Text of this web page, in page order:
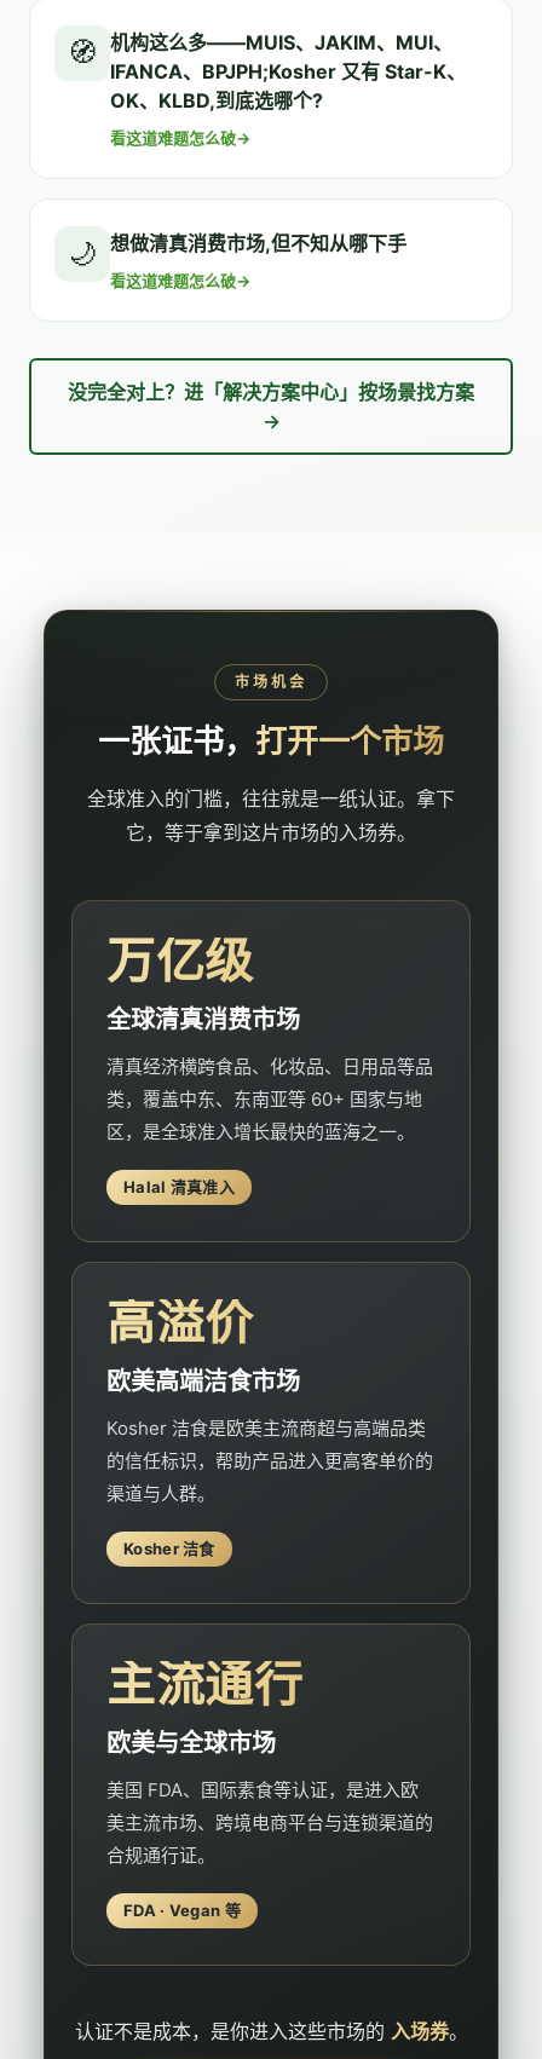
🧭 机构这么多——MUIS、JAKIM、MUI、
IFANCA、BPJPH;Kosher 又有 Star-K、
OK、KLBD,到底选哪个?
看这道难题怎么破→
🌙 想做清真消费市场,但不知从哪下手
看这道难题怎么破→
没完全对上？进「解决方案中心」按场景找方案
→
市场机会
一张证书， 打开一个市场
全球准入的门槛，往往就是一纸认证。拿下
它，等于拿到这片市场的入场券。
万亿级
全球清真消费市场
清真经济横跨食品、化妆品、日用品等品
类，覆盖中东、东南亚等 60+ 国家与地
区，是全球准入增长最快的蓝海之一。
Halal 清真准入
高溢价
欧美高端洁食市场
Kosher 洁食是欧美主流商超与高端品类
的信任标识，帮助产品进入更高客单价的
渠道与人群。
Kosher 洁食
主流通行
欧美与全球市场
美国 FDA、国际素食等认证，是进入欧
美主流市场、跨境电商平台与连锁渠道的
合规通行证。
FDA · Vegan 等
认证不是成本，是你进入这些市场的 入场券。